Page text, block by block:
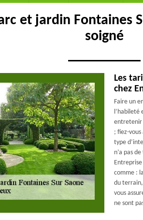
et jardin Fontaines
soigné
Les
chez
Faire un
l’habileté
entretenir
; fiez-
type
n’a pas
comme :
du terrain,
vous
ne sont